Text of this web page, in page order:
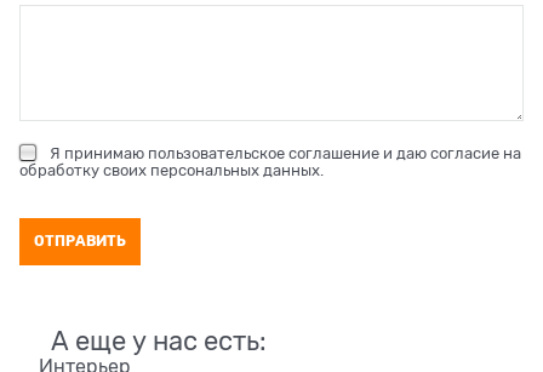
Я принимаю пользовательское соглашение и даю согласие на
обработку своих персональных данных
А еще у нас есть:
Интерьер